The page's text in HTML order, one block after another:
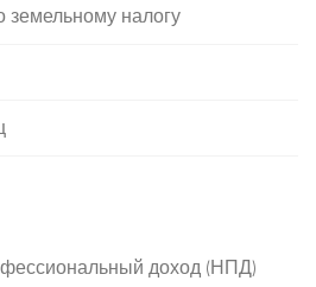
налогу
доход (НПД)